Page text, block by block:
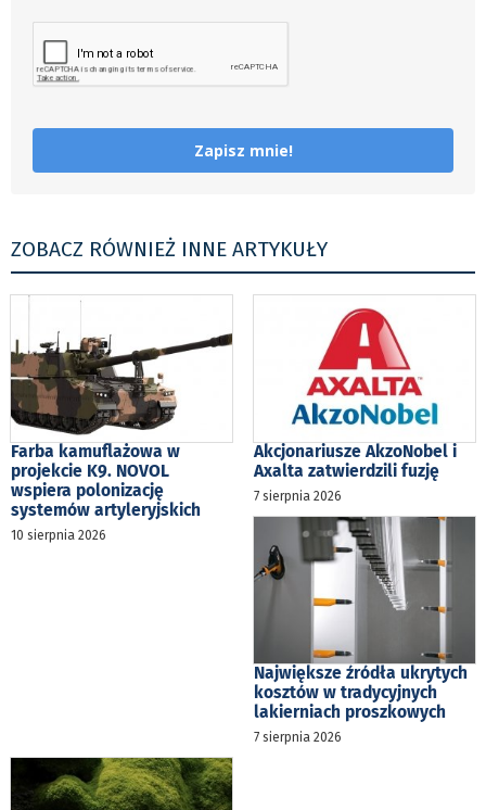
Zapisz mnie!
ZOBACZ RÓWNIEŻ INNE ARTYKUŁY
Farba kamuflażowa w
projekcie K9. NOVOL
wspiera polonizację
systemów artyleryjskich
10 sierpnia 2026
Akcjonariusze AkzoNobel i
Axalta zatwierdzili fuzję
7 sierpnia 2026
Największe źródła ukrytych
kosztów w tradycyjnych
lakierniach proszkowych
7 sierpnia 2026